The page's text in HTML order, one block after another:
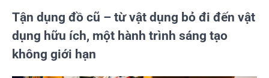
Tận dụng đồ cũ – từ vật dụng bỏ đi đến vật
dụng hữu ích, một hành trình sáng tạo
không giới hạn